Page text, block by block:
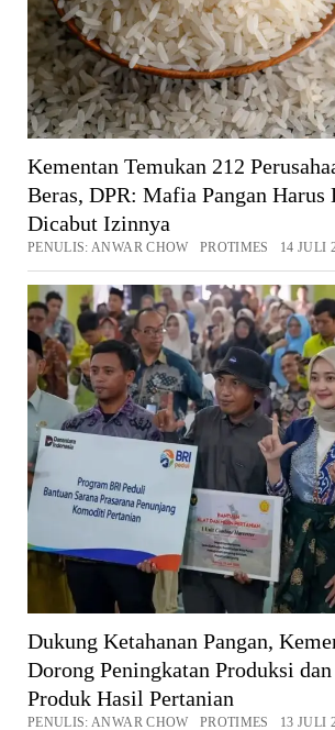
Kementan Temukan 212
Beras, DPR: Mafia Pangan Harus
Dicabut Izinnya
PENULIS: ANWAR CHOW PROTIMES 14 JULI
Dukung Ketahanan Pangan,
Dorong Peningkatan Produksi
Produk Hasil Pertanian
PENULIS: ANWAR CHOW PROTIMES 13 JULI